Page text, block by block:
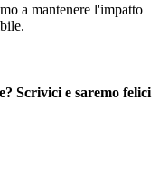
a mantenere l'impatto
Scrivici e saremo felici